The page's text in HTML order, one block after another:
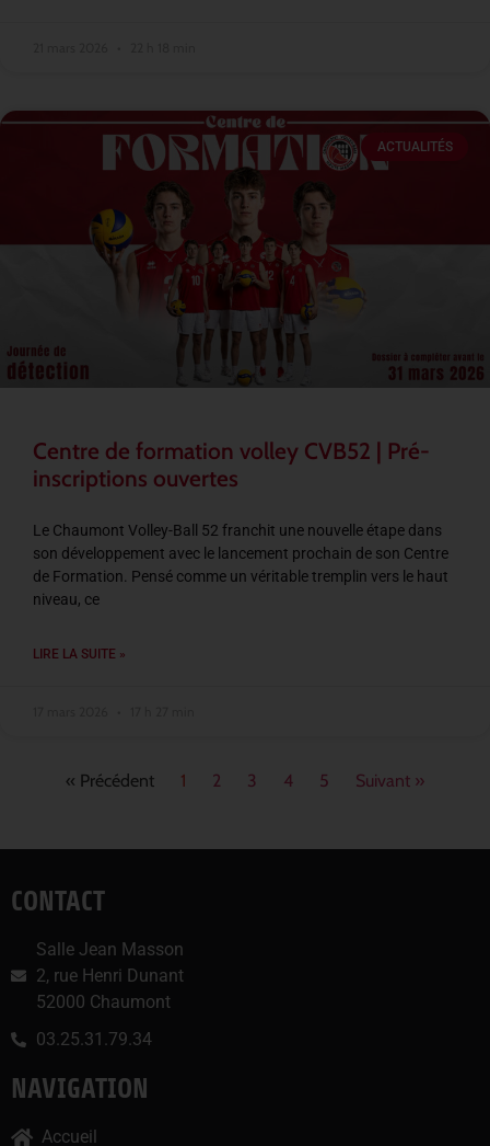
ACTUALITÉS
Centre de formation volley CVB52 | Pré-
inscriptions ouvertes
Le Chaumont Volley-Ball 52 franchit une nouvelle étape dans
son développement avec le lancement prochain de son Centre
de Formation. Pensé comme un véritable tremplin vers le haut
niveau, ce
LIRE LA SUITE »
« Précédent 1 2 3 4 5 Suivant »
CONTACT
Salle Jean Masson
2, rue Henri Dunant
52000 Chaumont
03.25.31.79.34
NAVIGATION
Accueil